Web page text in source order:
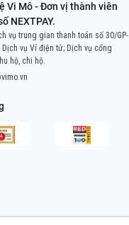
Vi Mô - Đơn vị thành viên
NEXTPAY.
vụ trung gian thanh toán số 30/GP-
vụ Ví điện tử; Dịch vụ cổng
hộ, chi hộ.